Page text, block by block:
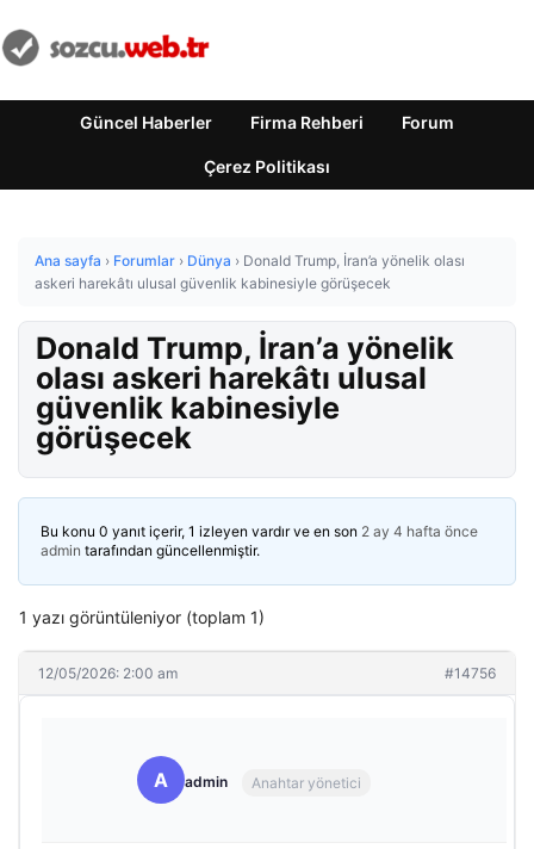
Güncel Haberler Firma Rehberi Forum
Çerez Politikası
Ana sayfa › Forumlar › Dünya › Donald Trump, İran’a yönelik olası
askeri harekâtı ulusal güvenlik kabinesiyle görüşecek
Donald Trump, İran’a yönelik
olası askeri harekâtı ulusal
güvenlik kabinesiyle
görüşecek
Bu konu 0 yanıt içerir, 1 izleyen vardır ve en son 2 ay 4 hafta önce
admin tarafından güncellenmiştir.
1 yazı görüntüleniyor (toplam 1)
12/05/2026: 2:00 am #14756
A admin Anahtar yönetici